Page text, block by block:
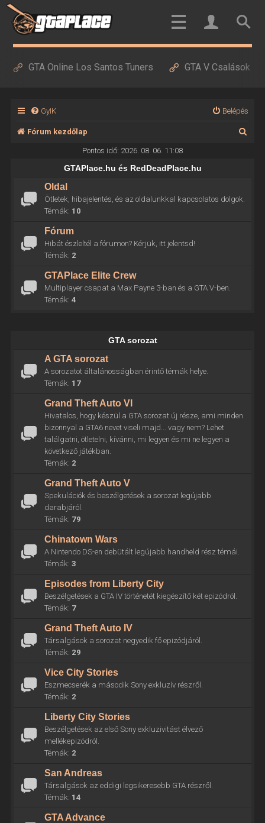
GTA Online Los Santos Tuners GTA V Csalások
GyIK Belépés
Fórum kezdőlap
Pontos idő: 2026. 08. 06. 11:08
GTAPlace.hu és RedDeadPlace.hu
Oldal
Ötletek, hibajelentés, és az oldalunkkal kapcsolatos dolgok.
Témák: 10
Fórum
Hibát észleltél a fórumon? Kérjük, itt jelentsd!
Témák: 2
GTAPlace Elite Crew
Multiplayer csapat a Max Payne 3-ban és a GTA V-ben.
Témák: 4
GTA sorozat
A GTA sorozat
A sorozatot általánosságban érintő témák helye.
Témák: 17
Grand Theft Auto VI
Hivatalos, hogy készül a GTA sorozat új része, ami minden
bizonnyal a GTA6 nevet viseli majd... vagy nem? Lehet
találgatni, ötletelni, kívánni, mi legyen és mi ne legyen a
következő játékban.
Témák: 2
Grand Theft Auto V
Spekulációk és beszélgetések a sorozat legújabb
darabjáról.
Témák: 79
Chinatown Wars
A Nintendo DS-en debütált legújabb handheld rész témái.
Témák: 3
Episodes from Liberty City
Beszélgetések a GTA IV történetét kiegészítő két epizódról.
Témák: 7
Grand Theft Auto IV
Társalgások a sorozat negyedik fő epizódjáról.
Témák: 29
Vice City Stories
Eszmecserék a második Sony exkluzív részről.
Témák: 2
Liberty City Stories
Beszélgetések az első Sony exkluzivitást élvező
mellékepizódról.
Témák: 2
San Andreas
Társalgások az eddigi legsikeresebb GTA részről.
Témák: 14
GTA Advance